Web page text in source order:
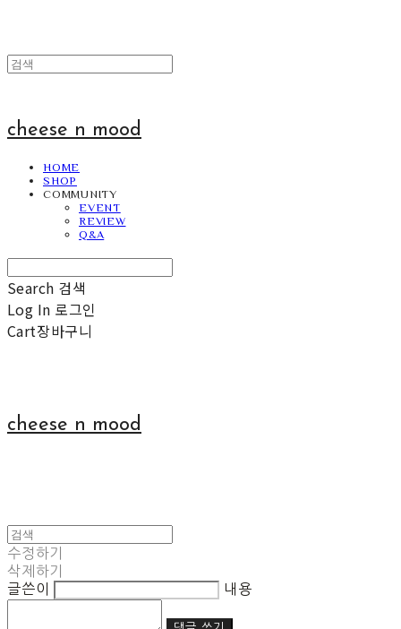
cheese n mood
HOME
SHOP
COMMUNITY
EVENT
REVIEW
Q&A
Search 검색
Log In 로그인
Cart장바구니
cheese n mood
수정하기
삭제하기
글쓴이
내용